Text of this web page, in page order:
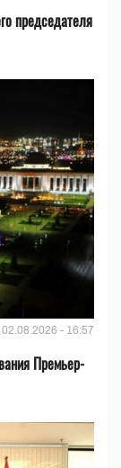
председателя
02.08.2026 - 16:57
Премьер-